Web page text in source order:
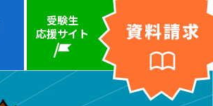
受験生
応援サイト